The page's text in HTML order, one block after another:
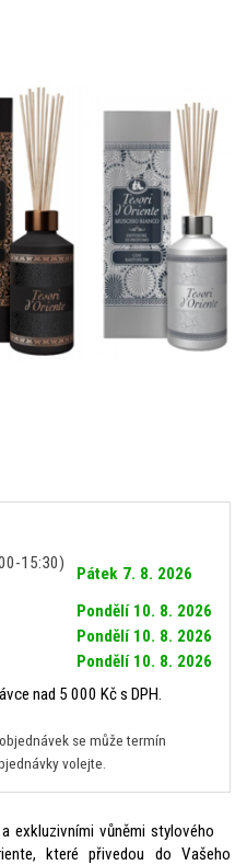
15:30)
Pátek 7. 8. 2026
Pondělí 10. 8. 2026
Pondělí 10. 8. 2026
Pondělí 10. 8. 2026
nad 5 000 Kč s DPH.
se může termín
volejte.
exkluzivními vůněmi stylového
které přivedou do Vašeho